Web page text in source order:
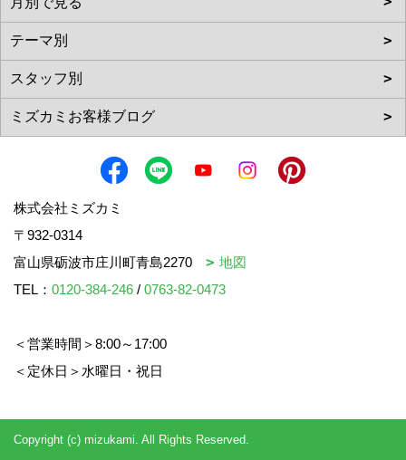
株式会社ミズカミ
〒932-0314
富山県砺波市庄川町青島2270
地図
TEL： 0120-384-246 / 0763-82-0473
＜営業時間＞8:00～17:00
＜定休日＞水曜日・祝日
Copyright (c) mizukami. All Rights Reserved.